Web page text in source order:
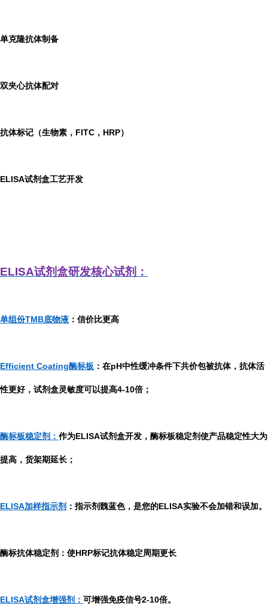
单克隆抗体制备
双夹心抗体配对
抗体标记（生物素，FITC，HRP）
ELISA试剂盒工艺开发
ELISA试剂盒研发核心试剂：
单组份TMB底物液 ：信价比更高
Efficient Coating酶标板 ：在pH中性缓冲条件下共价包被抗体，抗体活
性更好，试剂盒灵敏度可以提高4-10倍；
酶标板稳定剂： 作为ELISA试剂盒开发，酶标板稳定剂使产品稳定性大为
提高，货架期延长；
ELISA加样指示剂 ：指示剂魏蓝色，是您的ELISA实验不会加错和误加。
酶标抗体稳定剂：使HRP标记抗体稳定周期更长
ELISA试剂盒增强剂： 可增强免疫信号2-10倍。